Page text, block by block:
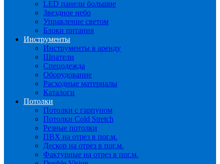
LED панели большие
Звездное небо
Управление светом
Блоки питания
Инструменты
Инструменты в аренду
Шпатели
Спецодежда
Оборудование
Расходные материалы
Каталоги
Потолки
Потолки с гарпуном
Потолки Cold Stretch
Резные потолки
ПВХ на отрез в пог.м.
Дескор на отрез в пог.м.
Фактурные на отрез в пог.м.